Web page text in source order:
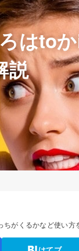
はto
説
ちがくるかなど使い方